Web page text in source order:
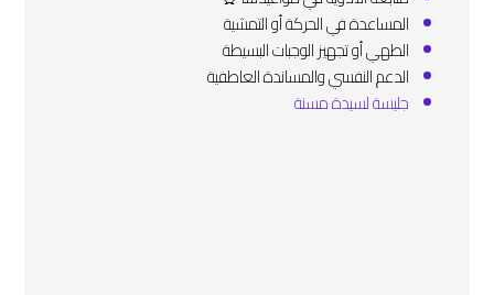
المساعدة في الحركة أو التمشية
الطهي أو تجهيز الوجبات البسيطة
الدعم النفسي والمساندة العاطفية
جليسة لسيدة مسنة